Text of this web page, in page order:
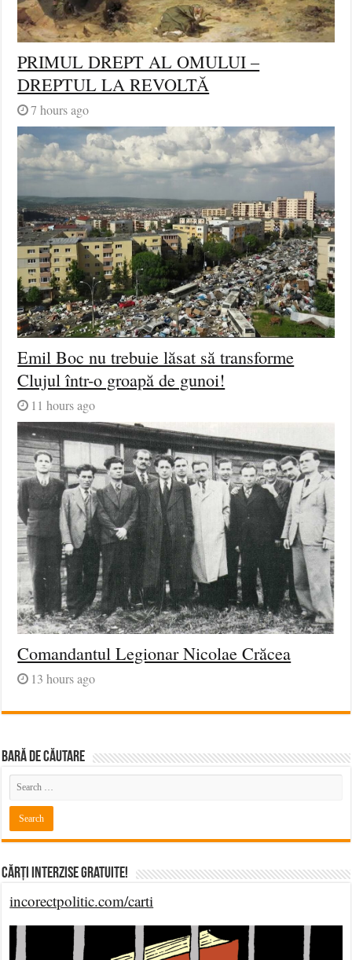
PRIMUL DREPT AL OMULUI –
DREPTUL LA REVOLTĂ
7 hours ago
Emil Boc nu trebuie lăsat să transforme
Clujul într-o groapă de gunoi!
11 hours ago
Comandantul Legionar Nicolae Crăcea
13 hours ago
BARĂ DE CĂUTARE
Cărți Interzise Gratuite!
incorectpolitic.com/carti